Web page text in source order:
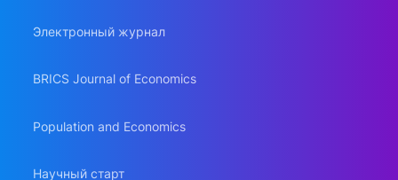
Электронный журнал
BRICS Journal of Economics
Population and Economics
Научный старт